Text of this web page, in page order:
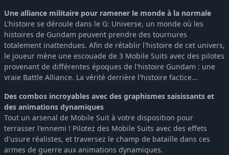
Une alliance militaire pour ramener le monde à la normale
L'histoire se déroule dans le G: Universe, un monde où les
histoires de Gundam peuvent prendre des tournures
totalement inattendues. Afin de rétablir l'histoire de cet univers,
le joueur mène une escouade de 3 Mobile Suits avec des pilotes
provenant de différentes époques de l'histoire Gundam : une
vraie Battle Alliance. La vérité derrière l'histoire factice...
Des combos incroyables avec des graphismes saisissants et
des animations dynamiques
Tout un arsenal de Mobile Suit à votre disposition pour
terrasser l'ennemi ! Pilotez des Mobile Suits avec des effets
d'usure réalistes, et traversez le champ de bataille dans ces
armes de guerre aux animations dynamiques.